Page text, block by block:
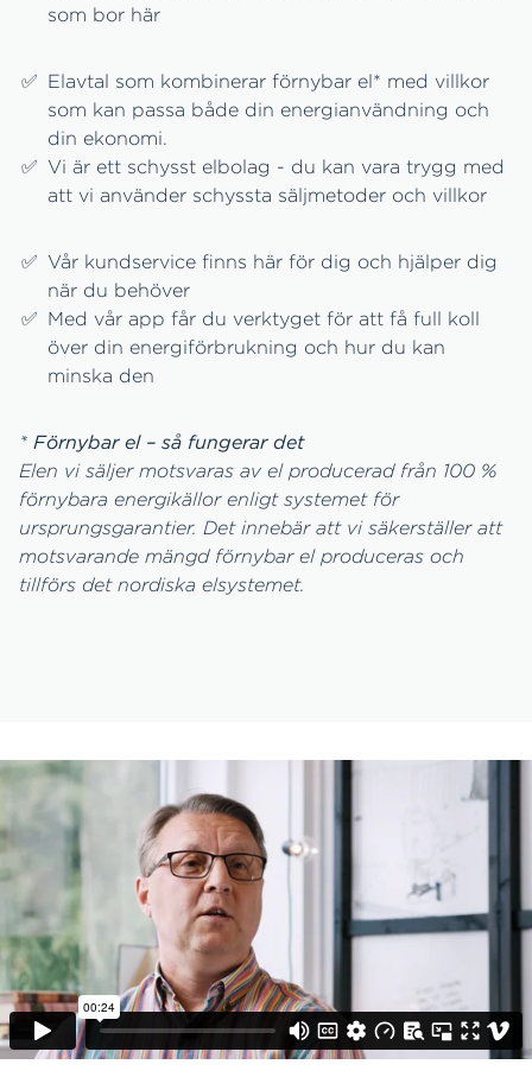
som bor här
Elavtal som kombinerar förnybar el* med villkor
som kan passa både din energianvändning och
din ekonomi.
Vi är ett schysst elbolag - du kan vara trygg med
att vi använder schyssta säljmetoder och villkor
Vår kundservice finns här för dig och hjälper dig
när du behöver
Med vår app får du verktyget för att få full koll
över din energiförbrukning och hur du kan
minska den
* Förnybar el – så fungerar det
Elen vi säljer motsvaras av el producerad från 100 %
förnybara energikällor enligt systemet för
ursprungsgarantier. Det innebär att vi säkerställer att
motsvarande mängd förnybar el produceras och
tillförs det nordiska elsystemet.